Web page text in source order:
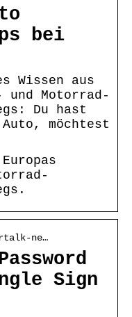
bei
Wissen aus
und Motorrad-
Du hast
möchtest
ne…
Sign